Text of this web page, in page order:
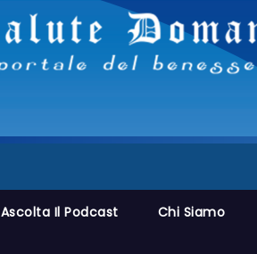
Ascolta Il Podcast Chi Siamo